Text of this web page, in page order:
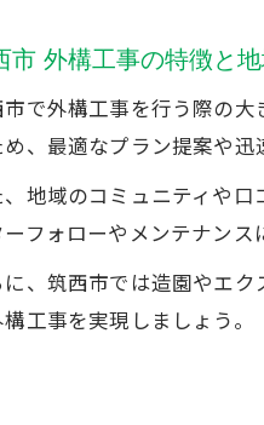
市 外構工事の特徴と
で外構工事を行う際の
め、最適なプラン提案や迅
、地域のコミュニティや
ーフォローやメンテナンス
に、筑西市では造園やエ
工事を実現しましょう。